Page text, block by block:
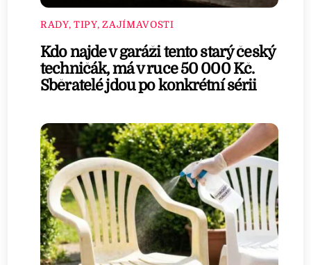
RADY, TIPY, ZAJÍMAVOSTI
Kdo najde v garáži tento starý český
techničák, má v ruce 50 000 Kč.
Sběratelé jdou po konkrétní sérii